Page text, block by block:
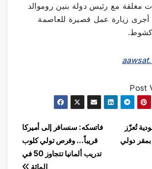
مغلقة مع رئيس دولة بنين روموالد
أجرى زيارة عمل قصيرة للعاصمة
Post
فاتسكه: سنسافر إلى أميركا
قريباً… وفرص تولي كلوب
تدريب ألمانيا تتجاوز 50 في
المائة
تُعزّز
بمقر دولي